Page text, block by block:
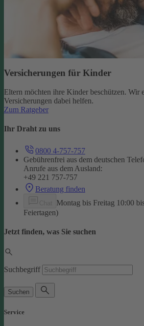
Versicherungen für Kinder
Eltern möchten ihre Kinder beschützen. Wir
Versicherungen dabei helfen.
Zum Ratgeber
Ihr Draht zu uns
0800 4-757-757
Gebührenfrei aus dem deutschen
Anrufe aus dem Ausland:
+49 221 757-757
Beratung finden
Montag bis Freitag 10:00
Feiertagen)
Jetzt finden, was Sie suchen
Suchbegriff
Suchen
Service